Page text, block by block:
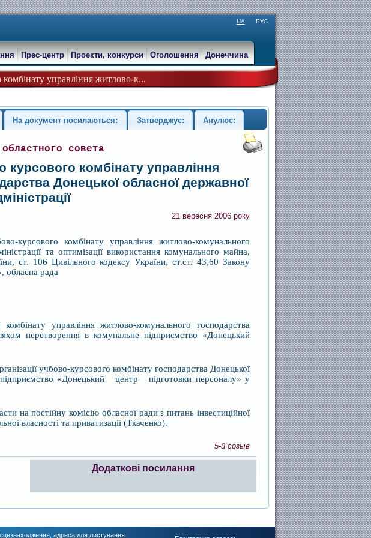
UA РУС
управління житлово-к...
Прес-центр Проекти, конкурси Оголошення Донеччина
На документ посилаються: Затверджує: Анулює:
совета
курсового комбінату управління
Донецької обласної державної
21 вересня 2006 року
курсового комбінату управління житлово-комунального
та оптимізації використання комунального майна,
ст. 106 Цивільного кодексу України, ст.ст. 43,60 Закону
обласна рада
управління житлово-комунального господарства
перетворення в комунальне підприємство «Донецький
учбово-курсового комбінату господарства Донецької
підприємство «Донецький центр підготовки персоналу» у
на постійну комісію обласної ради з питань інвестиційної
власності та приватизації (Ткаченко).
5-й созыв
Додаткові посилання
адреса для листування: